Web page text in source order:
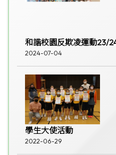
和諧校園反欺凌運動23/
2024-07-04
學生大使活動
2022-06-29